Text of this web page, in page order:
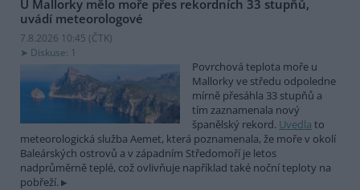
U Mallorky mělo moře přes rekordních 33 stupňů,
uvádí meteorologové
7.8.2026 10:45 (ČTK)
Diskuse: 1
Povrchová teplota moře u
Mallorky ve středu odpoledne
mírně přesáhla 33 stupňů a
tím zaznamenala nový
španělský rekord. Uvedla to
meteorologická služba Aemet, která poznamenala, že moře v okolí
Baleárských ostrovů a v západním Středomoří je letos
nadprůměrně teplé, což ovlivňuje například také noční teploty na
pobřeží.